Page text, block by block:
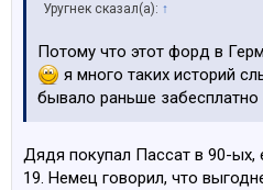
Уругнек сказал(а): ↑
Потому что этот форд в
я много таких историй
бывало раньше забесплатно
Дядя покупал Пассат в 90-ых,
19. Немец говорил, что